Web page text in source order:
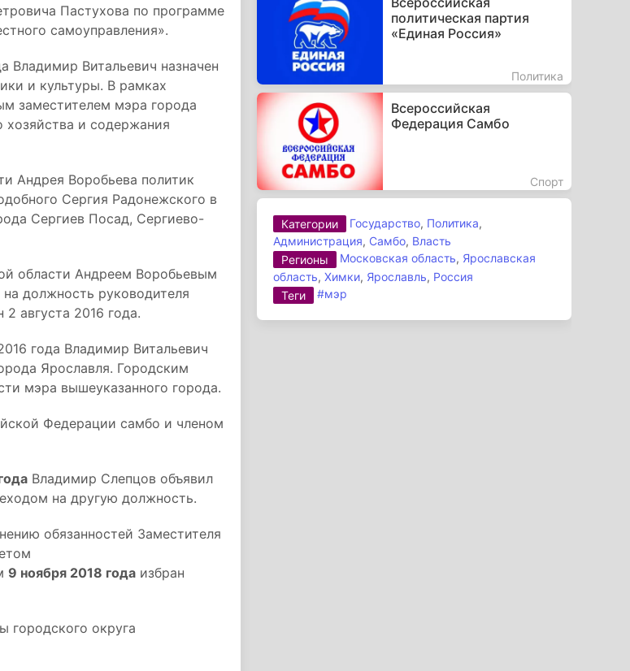
Пастухова по программе
самоуправления».
Владимир Витальевич назначен
и культуры. В рамках
заместителем мэра города
и содержания
Андрея Воробьева политик
Сергия Радонежского в
Сергиев Посад, Сергиево-
области Андреем Воробьевым
должность руководителя
августа 2016 года.
года Владимир Витальевич
Ярославля. Городским
мэра вышеуказанного города.
Федерации самбо и членом
Владимир Слепцов объявил
на другую должность.
обязанностей Заместителя
9 ноября 2018 года избран
городского округа
политическая партия
«Единая Россия»
Политика
Всероссийская
Федерация Самбо
Спорт
Категории Государство, Политика,
Администрация, Самбо, Власть
Регионы
Московская область, Ярославская
область,Химки, Ярославль, Россия
Теги
#мэр